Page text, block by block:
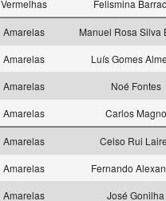
Vermelhas Felismina
Amarelas
Manuel Rosa Silva
Amarelas
Luís Gomes
Amarelas
Noé Fontes
Amarelas Carlos Magno
Amarelas
Celso Rui
Amarelas
Fernando
Amarelas
José Gonilha